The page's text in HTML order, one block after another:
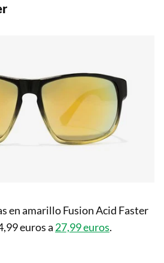
en amarillo Fusion Acid Faster
euros a 27,99 euros.